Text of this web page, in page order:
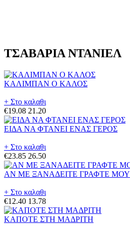
ΤΣΑΒΑΡΙΑ ΝΤΑΝΙΕΛ
ΚΑΛΙΜΠΑΝ Ο ΚΑΛΟΣ
+ Στο καλαθι
€19.08 21.20
ΕΙΔΑ ΝΑ ΦΤΑΝΕΙ ΕΝΑΣ ΓΕΡΟΣ
+ Στο καλαθι
€23.85 26.50
ΑΝ ΜΕ ΞΑΝΑΔΕΙΤΕ ΓΡΑΦΤΕ ΜΟΥ
+ Στο καλαθι
€12.40 13.78
ΚΑΠΟΤΕ ΣΤΗ ΜΑΔΡΙΤΗ